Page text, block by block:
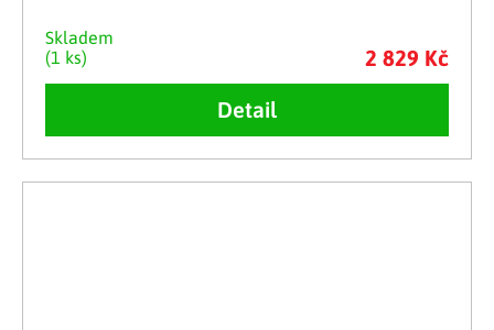
Skladem
(1 ks)
2 829 Kč
Detail